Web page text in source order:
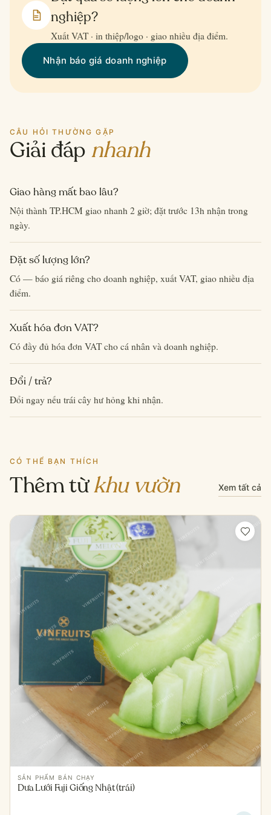
nghiệp?
Xuất VAT · in thiệp/logo · giao nhiều địa điểm.
Nhận báo giá doanh nghiệp
CÂU HỎI THƯỜNG GẶP
Giải đápnhanh
Giao hàng mất bao lâu?
Nội thành TP.HCM giao nhanh 2 giờ; đặt trước 13h nhận trong
ngày.
Đặt số lượng lớn?
Có — báo giá riêng cho doanh nghiệp, xuất VAT, giao nhiều địa
điểm.
Xuất hóa đơn VAT?
Có đầy đủ hóa đơn VAT cho cá nhân và doanh nghiệp.
Đổi / trả?
Đổi ngay nếu trái cây hư hỏng khi nhận.
CÓ THỂ BẠN THÍCH
Thêm từkhu vườn Xem tất cả
SẢN PHẨM BÁN CHẠY
Dưa Lưới Fuji Giống Nhật (trái)